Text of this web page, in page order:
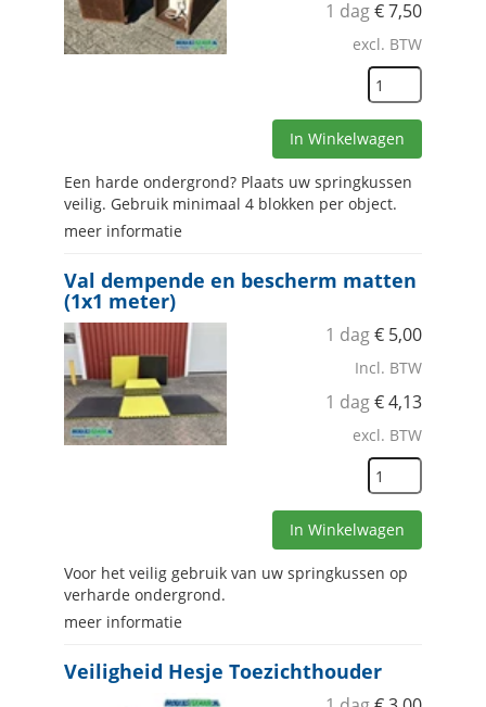
1 dag€7,50
excl. BTW
In Winkelwagen
Een harde ondergrond? Plaats uw springkussen
veilig. Gebruik minimaal 4 blokken per object.
meer informatie
Val dempende en bescherm matten
(1x1 meter)
1 dag€ 5,00
Incl. BTW
1 dag€4,13
excl. BTW
In Winkelwagen
Voor het veilig gebruik van uw springkussen op
verharde ondergrond.
meer informatie
Veiligheid Hesje Toezichthouder